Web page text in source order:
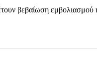
βεβαίωση εμβολιασμού